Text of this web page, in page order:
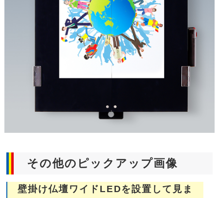
その他のピックアップ画像
壁掛け仏壇ワイドLEDを設置して見ま